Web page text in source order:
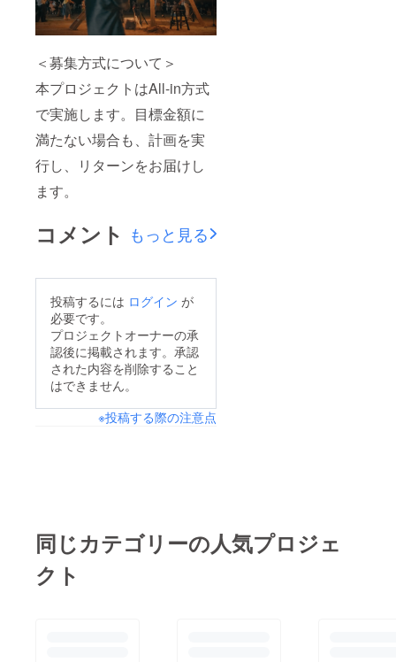
＜募集方式について＞
本プロジェクトはAll-in方式
で実施します。目標金額に
満たない場合も、計画を実
行し、リターンをお届けし
ます。
コメント もっと見る
投稿するには ログイン が
必要です。
プロジェクトオーナーの承
認後に掲載されます。承認
された内容を削除すること
はできません。
※投稿する際の注意点
同じカテゴリーの人気プロジェ
クト